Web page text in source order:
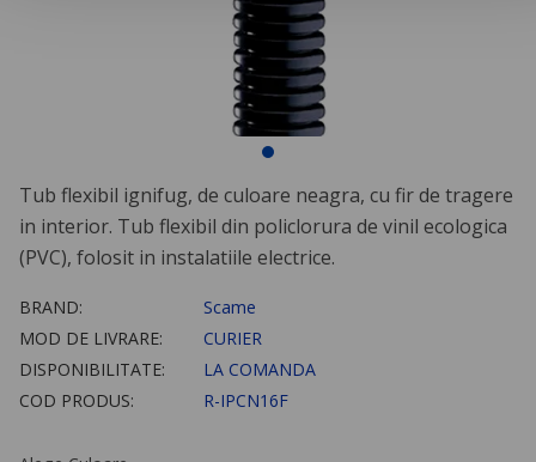
Tub flexibil ignifug, de culoare neagra, cu fir de tragere
in interior. Tub flexibil din policlorura de vinil ecologica
(PVC), folosit in instalatiile electrice.
BRAND:
Scame
MOD DE LIVRARE:
CURIER
DISPONIBILITATE:
LA COMANDA
COD PRODUS:
R-IPCN16F